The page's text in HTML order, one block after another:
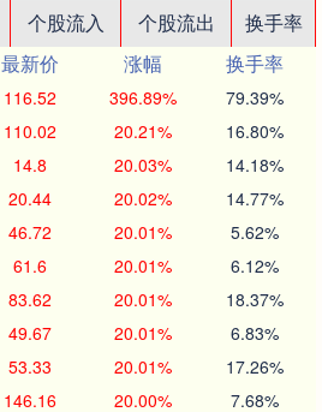
个股流入 个股流出
换手率
最新价 涨幅
换手率
116.52 396.89% 79.39%
110.02 20.21% 16.80%
14.8 20.03% 14.18%
20.44 20.02% 14.77%
46.72 20.01% 5.62%
61.6 20.01% 6.12%
83.62 20.01% 18.37%
49.67 20.01% 6.83%
53.33 20.01% 17.26%
146.16 20.00% 7.68%